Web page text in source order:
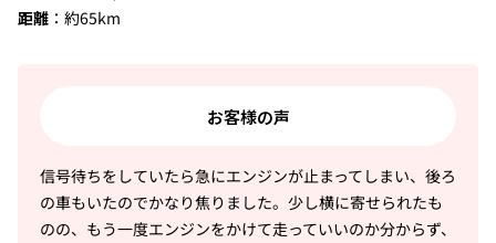
距離：約65km
お客様の声
信号待ちをしていたら急にエンジンが止まってしまい、後ろ
の車もいたのでかなり焦りました。少し横に寄せられたも
のの、もう一度エンジンをかけて走っていいのか分からず、